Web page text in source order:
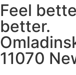
Feel
better.
11070